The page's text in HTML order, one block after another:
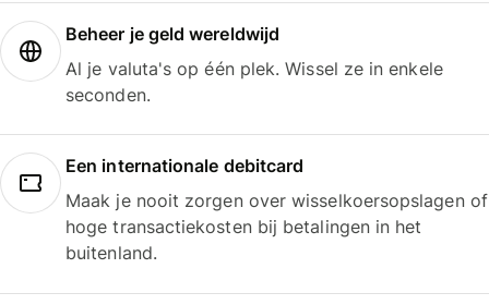
Beheer je geld wereldwijd
Al je valuta's op één plek. Wissel ze in enkele
seconden.
Een internationale debitcard
Maak je nooit zorgen over wisselkoersopslagen of
hoge transactiekosten bij betalingen in het
buitenland.